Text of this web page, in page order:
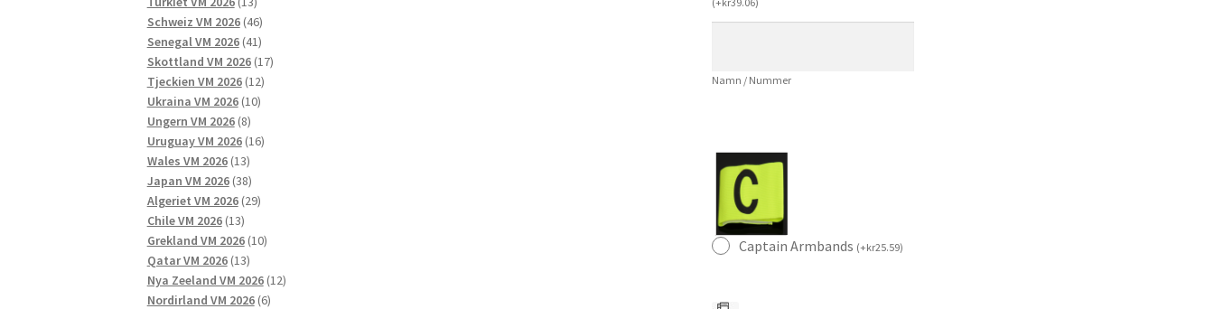
Herr
Namn / Nummer
Captain Armbands (+kr25.59)
produkter
Schweiz VM 2026 4646
produkter
Senegal VM 2026 4141
produkter
Skottland VM 2026 1717
Tjeckien VM 2026 1212
produkter
Ukraina VM 2026 1010
Ungern VM 2026 88
produkter
Uruguay VM 2026 1616
Wales VM 2026 1313
produkter
Japan VM 2026 3838
produkter
Algeriet VM 2026 2929
Chile VM 2026 1313
produkter
Grekland VM 2026 1010
Qatar VM 2026 1313
produkter
Nya Zeeland VM 2026 1212
Nordirland VM 2026 66